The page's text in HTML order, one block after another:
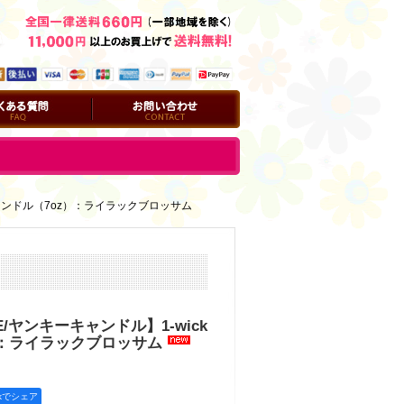
お問い合わせ
ドル（7oz）：ライラックブロッサム
ヤンキーキャンドル】1-wick
ライラックブロッサム
シェア